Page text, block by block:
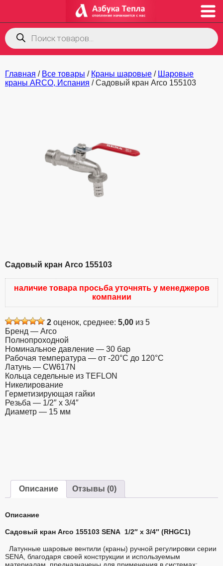
Поиск
товаров
Главная / Все товары / Краны шаровые / Шаровые
краны ARCO, Испания / Садовый кран Arco 155103
Садовый кран Arco 155103
наличие товара просьба уточнять у менеджеров
компании
2 оценок, среднее: 5,00 из 5
Бренд — Arco
Полнопроходной
Номинальное давление — 30 бар
Рабочая температура — от -20°C до 120°C
Латунь — CW617N
Кольца седельные из TEFLON
Никелирование
Герметизирующая гайки
Резьба — 1/2″ x 3/4″
Диаметр — 15 мм
Описание Отзывы (0)
Описание
Садовый кран Arco 155103 SENA 1/2″ x 3/4″ (RHGC1)
Латунные шаровые вентили (краны) ручной регулировки серии
SENA, благодаря своей конструкции и используемым